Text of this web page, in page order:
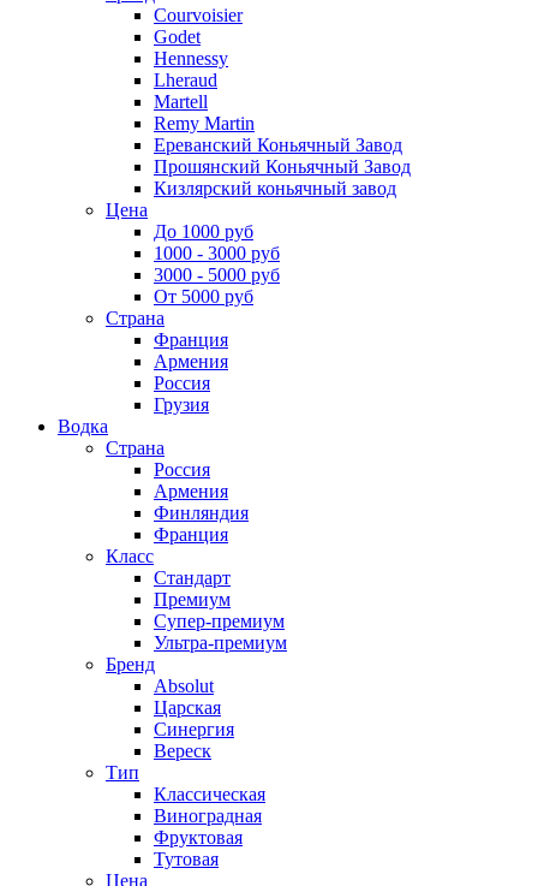
Courvoisier
Godet
Hennessy
Lheraud
Martell
Remy Martin
Ереванский Коньячный Завод
Прошянский Коньячный Завод
Кизлярский коньячный завод
Цена
До 1000 руб
1000 - 3000 руб
3000 - 5000 руб
От 5000 руб
Страна
Франция
Армения
Россия
Грузия
Водка
Страна
Россия
Армения
Финляндия
Франция
Класс
Стандарт
Премиум
Супер-премиум
Ультра-премиум
Бренд
Absolut
Царская
Синергия
Вереск
Тип
Классическая
Виноградная
Фруктовая
Тутовая
Цена